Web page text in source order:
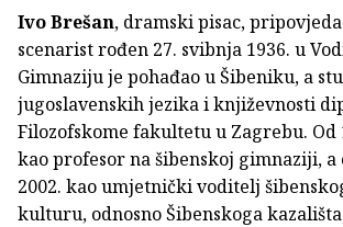
Ivo Brešan, dramski pisac,
scenarist rođen 27. svibnja 1936. u
Gimnaziju je pohađao u Šibeniku, a
jugoslavenskih jezika i književnosti
Filozofskome fakultetu u Zagrebu. Od
kao profesor na šibenskoj gimnaziji, a
2002. kao umjetnički voditelj
kulturu, odnosno Šibenskoga